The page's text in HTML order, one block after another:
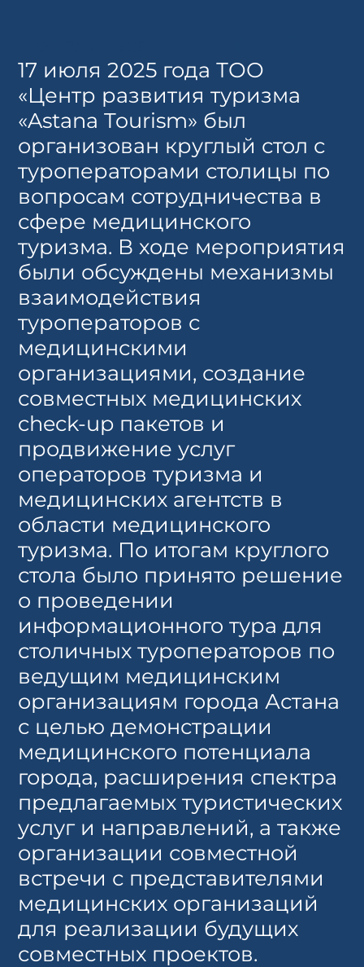
17 июля 2025 года ТОО
«Центр развития туризма
«Astana Tourism» был
организован круглый стол с
туроператорами столицы по
вопросам сотрудничества в
сфере медицинского
туризма. В ходе мероприятия
были обсуждены механизмы
взаимодействия
туроператоров с
медицинскими
организациями, создание
совместных медицинских
check-up пакетов и
продвижение услуг
операторов туризма и
медицинских агентств в
области медицинского
туризма. По итогам круглого
стола было принято решение
о проведении
информационного тура для
столичных туроператоров по
ведущим медицинским
организациям города Астана
с целью демонстрации
медицинского потенциала
города, расширения спектра
предлагаемых туристических
услуг и направлений, а также
организации совместной
встречи с представителями
медицинских организаций
для реализации будущих
совместных проектов.